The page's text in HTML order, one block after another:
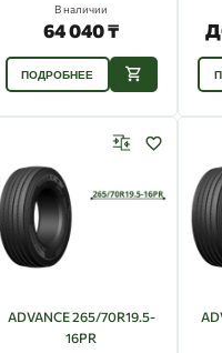
В наличии
64 040 ₸
ПОДРОБНЕЕ
ADVANCE 265/70R19.5-
16PR